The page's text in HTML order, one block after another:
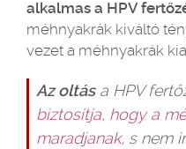
alkalmas a HPV
méhnyakrák kiváltó
vezet a méhnyakrák
Az oltása HPV
biztosítja, hogy a
maradjanak, s nem